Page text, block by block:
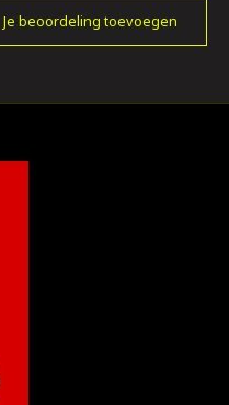
Je beoordeling toevoegen